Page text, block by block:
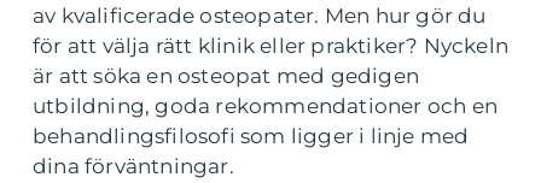
av kvalificerade osteopater. Men hur gör du
för att välja rätt klinik eller praktiker? Nyckeln
är att söka en osteopat med gedigen
utbildning, goda rekommendationer och en
behandlingsfilosofi som ligger i linje med
dina förväntningar.